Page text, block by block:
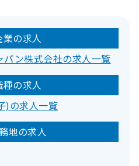
業の求人
パン株式会社の求人一覧
種の求人
)の求人一覧
地の求人